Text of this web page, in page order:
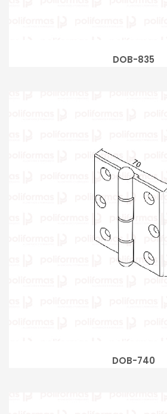
DOB-740
DOB-835